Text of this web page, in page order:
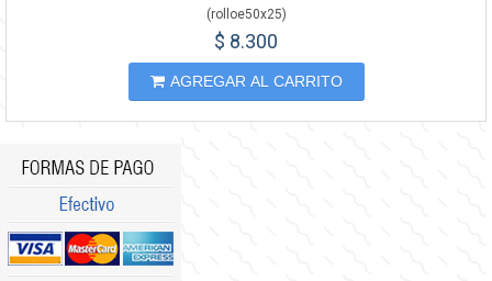
(rolloe50x25)
$ 8.300
AGREGAR AL CARRITO